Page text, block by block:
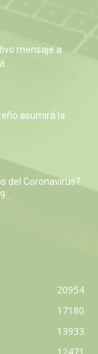
mensaje a
asumirá la
del Coronavirus?
20954
17180
13933